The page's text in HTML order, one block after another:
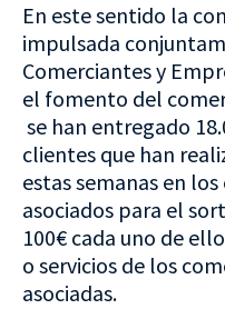
En este sentido la
impulsada
Comerciantes y
el fomento del
se han entregado
clientes que han
estas semanas en
asociados para el
100€ cada uno de
o servicios de los
asociadas.